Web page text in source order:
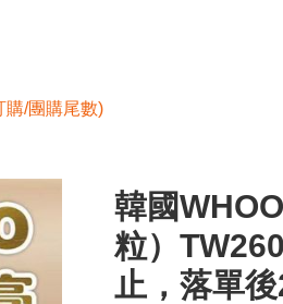
購/團購尾數)
韓國
粒）
止，落單後